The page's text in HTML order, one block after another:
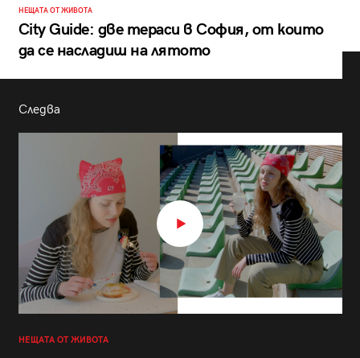
НЕЩАТА ОТ ЖИВОТА
City Guide: две тераси в София, от които
да се насладиш на лятото
Следва
НЕЩАТА ОТ ЖИВОТА